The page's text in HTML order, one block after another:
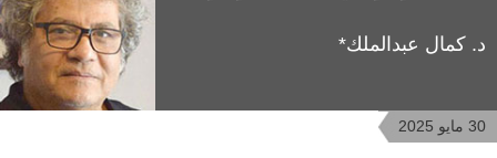
د. كمال عبدالملك*
30 مايو 2025